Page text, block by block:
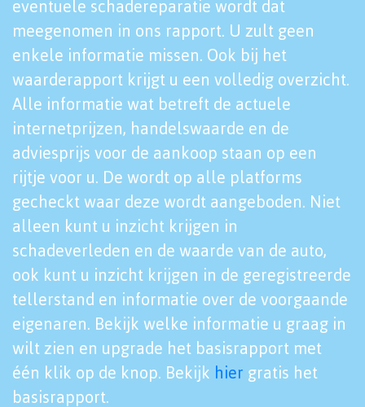
eventuele schadereparatie wordt dat
meegenomen in ons rapport. U zult geen
enkele informatie missen. Ook bij het
waarderapport krijgt u een volledig overzicht.
Alle informatie wat betreft de actuele
internetprijzen, handelswaarde en de
adviesprijs voor de aankoop staan op een
rijtje voor u. De wordt op alle platforms
gecheckt waar deze wordt aangeboden. Niet
alleen kunt u inzicht krijgen in
schadeverleden en de waarde van de auto,
ook kunt u inzicht krijgen in de geregistreerde
tellerstand en informatie over de voorgaande
eigenaren. Bekijk welke informatie u graag in
wilt zien en upgrade het basisrapport met
één klik op de knop. Bekijk hier gratis het
basisrapport.